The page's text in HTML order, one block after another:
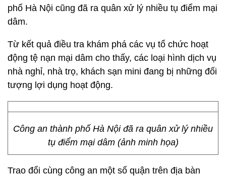
phố Hà Nội cũng đã ra quân xử lý nhiều tụ điểm mại
dâm.
Từ kết quả điều tra khám phá các vụ tổ chức hoạt
động tệ nạn mại dâm cho thấy, các loại hình dịch vụ
nhà nghỉ, nhà trọ, khách sạn mini đang bị những đối
tượng lợi dụng hoạt động.
Công an thành phố Hà Nội đã ra quân xử lý nhiều
tụ điểm mại dâm (ảnh minh họa)
Trao đổi cùng công an một số quận trên địa bàn